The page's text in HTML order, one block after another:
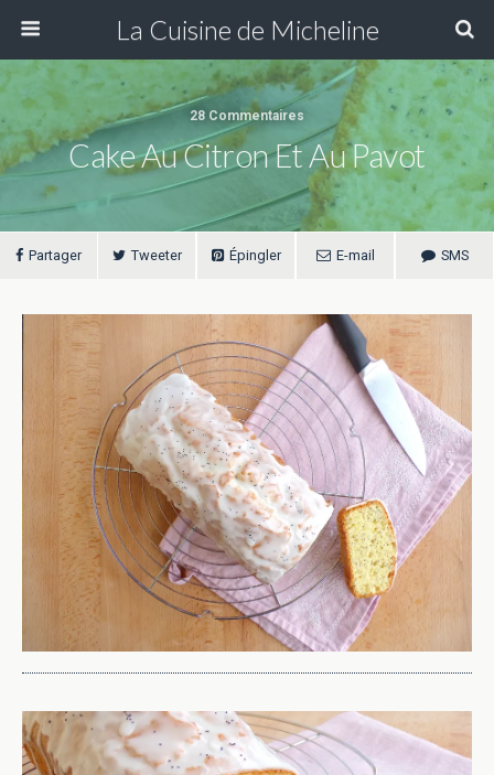
La Cuisine de Micheline
28 Commentaires
Cake Au Citron Et Au Pavot
Partager Tweeter Épingler E-mail SMS